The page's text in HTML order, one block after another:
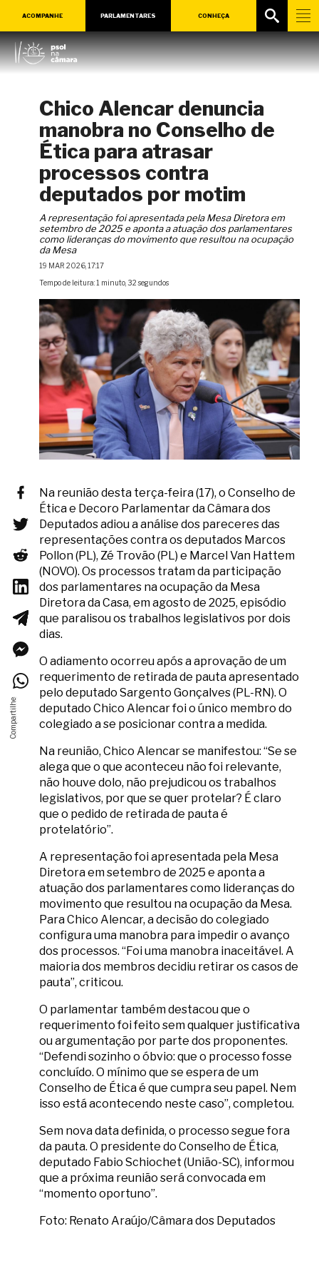
ACOMPANHE PARLAMENTARES CONHEÇA
Chico Alencar denuncia
manobra no Conselho de
Ética para atrasar
processos contra
deputados por motim
A representação foi apresentada pela Mesa Diretora em
setembro de 2025 e aponta a atuação dos parlamentares
como lideranças do movimento que resultou na ocupação
da Mesa
19 MAR 2026, 17:17
Tempo de leitura: 1 minuto, 32 segundos
Na reunião desta terça-feira (17), o Conselho de
Ética e Decoro Parlamentar da Câmara dos
Deputados adiou a análise dos pareceres das
representações contra os deputados Marcos
Pollon (PL), Zé Trovão (PL) e Marcel Van Hattem
(NOVO). Os processos tratam da participação
dos parlamentares na ocupação da Mesa
Diretora da Casa, em agosto de 2025, episódio
que paralisou os trabalhos legislativos por dois
dias.
O adiamento ocorreu após a aprovação de um
requerimento de retirada de pauta apresentado
pelo deputado Sargento Gonçalves (PL-RN). O
deputado Chico Alencar foi o único membro do
colegiado a se posicionar contra a medida.
Na reunião, Chico Alencar se manifestou: “Se se
alega que o que aconteceu não foi relevante,
não houve dolo, não prejudicou os trabalhos
legislativos, por que se quer protelar? É claro
que o pedido de retirada de pauta é
protelatório”.
A representação foi apresentada pela Mesa
Diretora em setembro de 2025 e aponta a
atuação dos parlamentares como lideranças do
movimento que resultou na ocupação da Mesa.
Para Chico Alencar, a decisão do colegiado
configura uma manobra para impedir o avanço
dos processos. “Foi uma manobra inaceitável. A
maioria dos membros decidiu retirar os casos de
pauta”, criticou.
O parlamentar também destacou que o
requerimento foi feito sem qualquer justificativa
ou argumentação por parte dos proponentes.
“Defendi sozinho o óbvio: que o processo fosse
concluído. O mínimo que se espera de um
Conselho de Ética é que cumpra seu papel. Nem
isso está acontecendo neste caso”, completou.
Sem nova data definida, o processo segue fora
da pauta. O presidente do Conselho de Ética,
deputado Fabio Schiochet (União-SC), informou
que a próxima reunião será convocada em
“momento oportuno”.
Foto: Renato Araújo/Câmara dos Deputados